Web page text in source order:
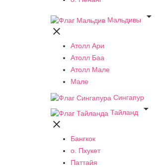
Мальдивы


Атолл Ари
Атолл Баа
Атолл Мале
Мале
Сингапур
Тайланд


Бангкок
о. Пхукет
Паттайя